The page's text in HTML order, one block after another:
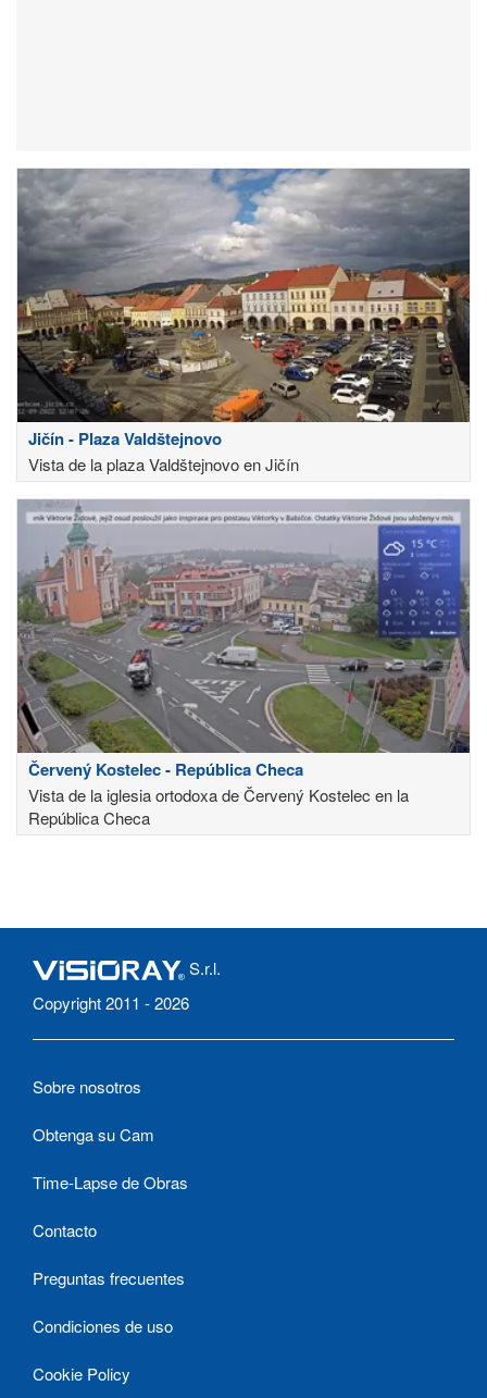
Jičín - Plaza Valdštejnovo
Vista de la plaza Valdštejnovo en Jičín
Červený Kostelec - República Checa
Vista de la iglesia ortodoxa de Červený Kostelec en la
República Checa
S.r.l.
Copyright 2011 - 2026
Sobre nosotros
Obtenga su Cam
Time-Lapse de Obras
Contacto
Preguntas frecuentes
Condiciones de uso
Cookie Policy